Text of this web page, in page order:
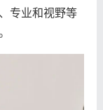
专业和视野等